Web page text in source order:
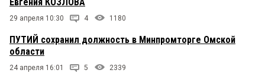
29 апреля 10:30 4 1180
ПУТИЙ сохранил должность в Минпромторге Омской
области
24 апреля 16:01 5 2339